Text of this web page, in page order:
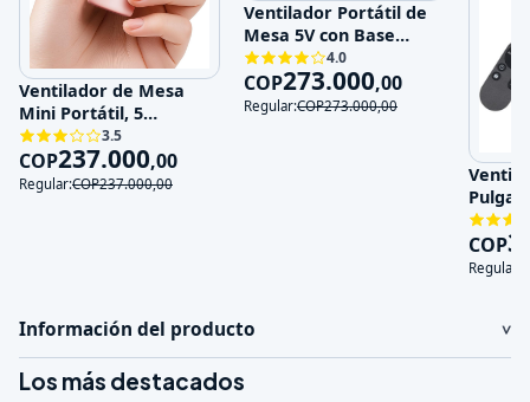
Ventilador de Mesa
Mini Portátil, 5
Velocidades, 5V,
Recargable
3.5
COP237.000,00
Regular:COP237.000,00
Ventilador Portátil de
Mesa 5V con Base
Magnética y 100
Velocidades
4.0
COP273.000,00
Regular:COP273.000,00
120V
COP
Regular:
Información del producto
Los más destacados